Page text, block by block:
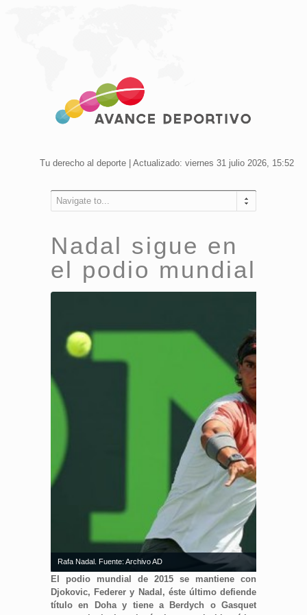
Tu derecho al deporte | Actualizado: viernes 31 julio 2026, 15:52
Navigate to...
Nadal sigue en
el podio mundial
Rafa Nadal. Fuente: Archivo AD
El podio mundial de 2015 se mantiene con
Djokovic, Federer y Nadal, éste último defiende
título en Doha y tiene a Berdych o Gasquet